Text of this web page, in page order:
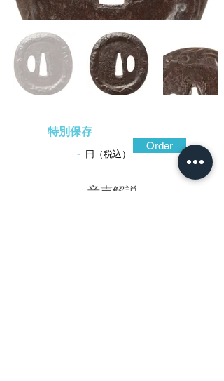
特別保存
- 円（税込）
Order
​音声解説